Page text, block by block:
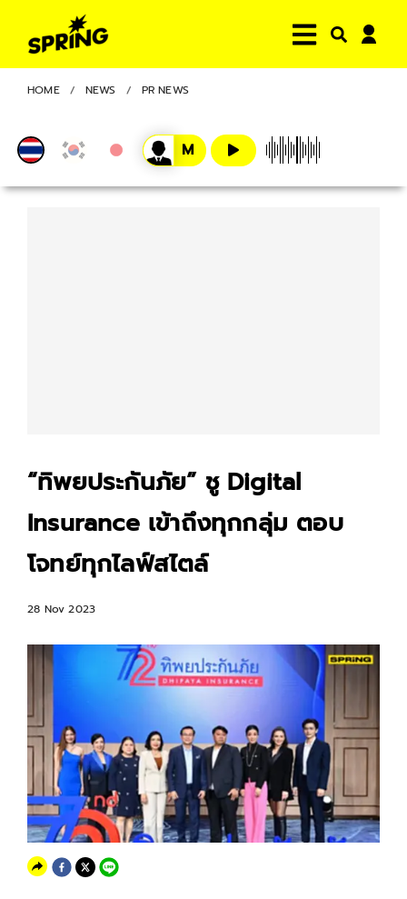
HOME NEWS PR NEWS
“ทิพยประกันภัย” ชู Digital
Insurance เข้าถึงทุกกลุ่ม ตอบ
โจทย์ทุกไลฟ์สไตล์
28 Nov 2023